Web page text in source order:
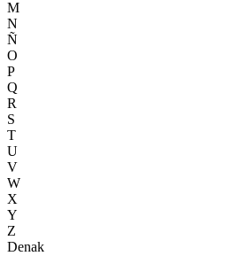
M
N
Ñ
O
P
Q
R
S
T
U
V
W
X
Y
Z
Denak